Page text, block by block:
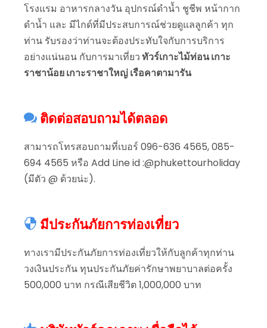
โรงแรม อาหารกลางวัน อุปกรณ์ดำน้ำ ชูชีพ หน้ากาก
ดำน้ำ และ มีไกด์ที่มีประสบการณ์ช่วยดูแลลูกค้า ทุก
ท่าน รับรองว่าท่านจะต้องประทับใจกับการบริการ
อย่างแน่นอน กับการมาเที่ยวทัวร์เกาะไม้ท่อน เกาะ
ราชาน้อย เกาะราชาใหญ่ เรือคาตามารัน
ติดต่อสอบถามได้ตลอด
สามารถโทรสอบถามที่เบอร์ 096-636 4565, 085-
694 4565 หรือ Add Line id :@phukettourholiday
(มีตัว @ ด้วยน่ะ).
มีประกันภัยการท่องเที่ยว
ทางเรามีประกันภัยการท่องเที่ยวให้กับลูกค้าทุกท่าน
วงเงินประกัน ทุนประกันภัยค่ารักษาพยาบาลต่อครั้ง
500,000 บาท กรณีเสียชีวิต 1,000,000 บาท